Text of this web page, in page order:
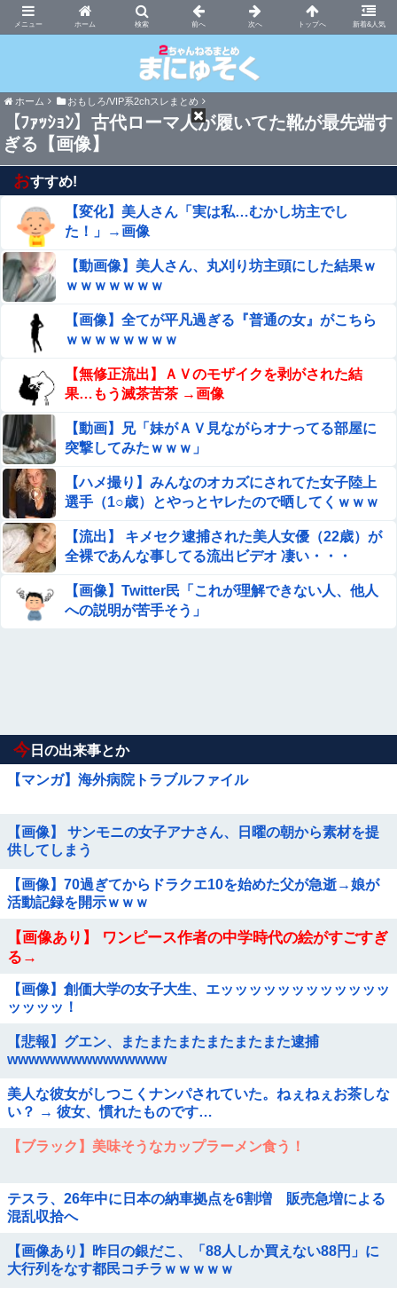
ホーム 新着&人気
まにゅそく 2chまとめニュース速報VIP
ホーム おもしろ/VIP系2chスレまとめ
【ﾌｧｯｼｮﾝ】古代ローマ人が履いてた靴が最先端す
ぎる【画像】
おすすめ!
【変化】美人さん「実は私…むかし坊主でし
た！」→画像
【動画像】美人さん、丸刈り坊主頭にした結果ｗ
ｗｗｗｗｗｗｗ
【画像】全てが平凡過ぎる『普通の女』がこちら
ｗｗｗｗｗｗｗｗ
【無修正流出】ＡＶのモザイクを剥がされた結
果…もう滅茶苦茶 →画像
【動画】兄「妹がＡＶ見ながらオナってる部屋に
突撃してみたｗｗｗ」
【ハメ撮り】みんなのオカズにされてた女子陸上
選手（1○歳）とやっとヤレたので晒してくｗｗｗ
【流出】 キメセク逮捕された美人女優（22歳）が
全裸であんな事してる流出ビデオ 凄い・・・
【画像】Twitter民「これが理解できない人、他人
への説明が苦手そう」
今 日の出来事とか
【マンガ】海外病院トラブルファイル
【画像】 サンモニの女子アナさん、日曜の朝から素材を提
供してしまう
【画像】70過ぎてからドラクエ10を始めた父が急逝→娘が
活動記録を開示ｗｗｗ
【画像あり】 ワンピース作者の中学時代の絵がすごすぎ
る→
【画像】創価大学の女子大生、エッッッッッッッッッッッッ
ッッッッ！
【悲報】グエン、またまたまたまたまたまた逮捕
wwwwwwwwwwwwwww
美人な彼女がしつこくナンパされていた。ねぇねぇお茶しな
い？ → 彼女、慣れたものです…
【ブラック】美味そうなカップラーメン食う！
テスラ、26年中に日本の納車拠点を6割増 販売急増による
混乱収拾へ
【画像あり】昨日の銀だこ、「88人しか買えない88円」に
大行列をなす都民コチラｗｗｗｗｗ